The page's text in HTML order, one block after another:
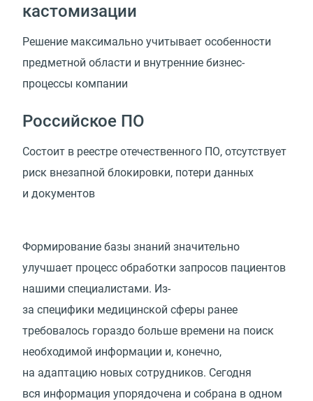
кастомизации
Решение максимально учитывает особенности
предметной области и внутренние бизнес-
процессы компании
Российское ПО
Состоит в реестре отечественного ПО, отсутствует
риск внезапной блокировки, потери данных
и документов
Формирование базы знаний значительно
улучшает процесс обработки запросов пациентов
нашими специалистами. Из-
за специфики медицинской сферы ранее
требовалось гораздо больше времени на поиск
необходимой информации и, конечно,
на адаптацию новых сотрудников. Сегодня
вся информация упорядочена и собрана в одном